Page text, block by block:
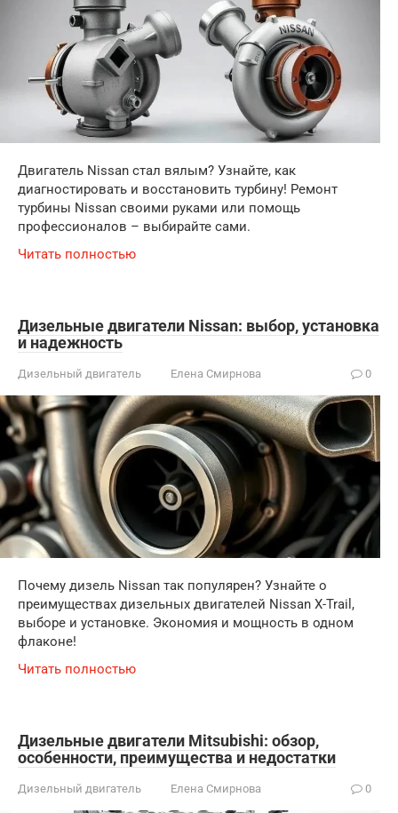
Двигатель Nissan стал вялым? Узнайте, как
диагностировать и восстановить турбину! Ремонт
турбины Nissan своими руками или помощь
профессионалов – выбирайте сами.
Читать полностью
Дизельные двигатели Nissan: выбор, установка
и надежность
Дизельный двигатель Елена Смирнова 0
Почему дизель Nissan так популярен? Узнайте о
преимуществах дизельных двигателей Nissan X-Trail,
выборе и установке. Экономия и мощность в одном
флаконе!
Читать полностью
Дизельные двигатели Mitsubishi: обзор,
особенности, преимущества и недостатки
Дизельный двигатель Елена Смирнова 0